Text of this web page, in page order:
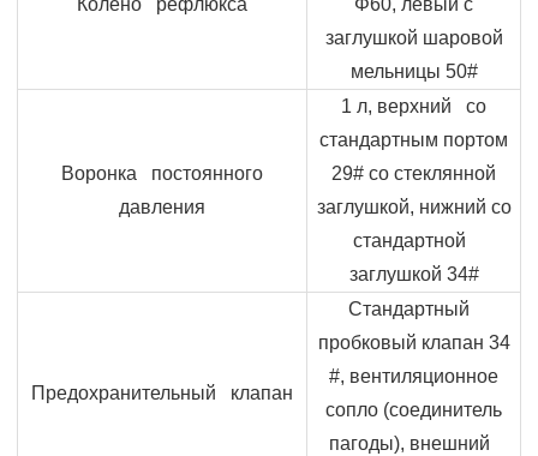
Колено рефлюкса
Φ60, левый с
заглушкой шаровой
мельницы 50#
Воронка постоянного
давления
1 л, верхний со
стандартным портом
29# со стеклянной
заглушкой, нижний со
стандартной
заглушкой 34#
Предохранительный клапан
Стандартный
пробковый клапан 34
#, вентиляционное
сопло (соединитель
пагоды), внешний